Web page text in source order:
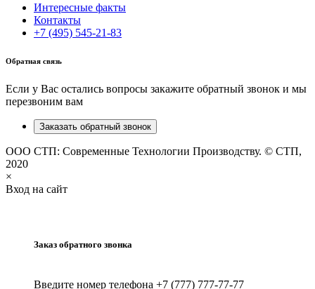
Интересные факты
Контакты
+7 (495) 545-21-83
Обратная связь
Если у Вас остались вопросы закажите обратный звонок и мы
перезвоним вам
Заказать обратный звонок
ООО СТП: Современные Технологии Производству. © СТП,
2020
×
Вход на сайт
Заказ обратного звонка
Введите номер телефона +7 (777) 777-77-77